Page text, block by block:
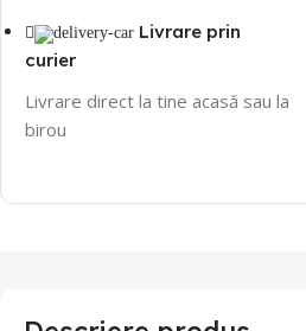
Livrare prin
curier
Livrare direct la tine acasă sau la
birou